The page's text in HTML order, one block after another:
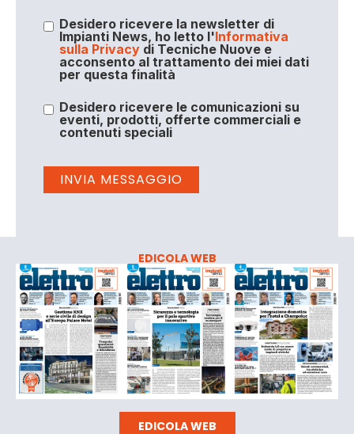
Desidero ricevere la newsletter di
Impianti News, ho letto l'Informativa
sulla Privacydi Tecniche Nuove e
acconsento al trattamento dei miei dati
per questa finalità
Desidero ricevere le comunicazioni su
eventi, prodotti, offerte commerciali e
contenuti speciali
EDICOLA WEB
EDICOLA WEB